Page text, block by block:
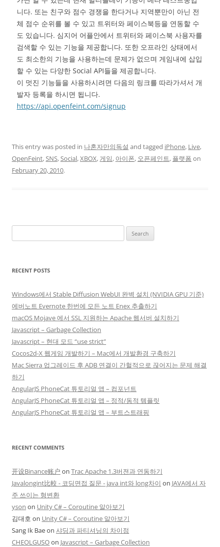
니다. 또는 친구와 점수 경쟁을 한다거나 지역뿐만이 아닌 전
체 점수 순위를 볼 수 있고 트위터와 페이스북등을 연동할 수
도 있습니다. 심지어 어플안에서 트위터와 페이스북 사용자를
검색할 수 있는 기능을 제공합니다. 또한 오프라인 상태에서
도 최소한의 기능을 사용하는데 문제가 없으며 게임내에 삽입
할 수 있는 다양한 Social API들을 제공합니다.
이 멋진 기능들을 사용하시려면 다음의 링크를 따라가셔서 개
발자 등록을 하시면 됩니다.
https://api.openfeint.com/signup
This entry was posted in 나혼자만의독설 and tagged iPhone, Live,
OpenFeint,SNS,Social,XBOX,게임, 아이폰, 오픈페인트, 플랫폼 on
February 20, 2010.
for:
RECENT POSTS
Windows에서 Stable Diffusion WebUI 완벽 설치 (NVIDIA GPU 기준)
에버노트 Evernote 한번에 모든 노트 Enex 추출하기
macOS Mojave 에서 SSL 지원하는 Apache 웹서버 설치하기
Javascript – Garbage Collection
Javascript – 현대 모드 “use strict”
Cocos2d-X 웹게임 개발하기 – Mac에서 개발환경 구축하기
Mac Sierra 업그레이드 후 ADB 연결이 간헐적으로 끊어지는 문제 해결
하기
AngularJS PhoneCat 튜토리얼 앱 – 컴포넌트
AngularJS PhoneCat 튜토리얼 앱 – 정적/동적 템플릿
AngularJS PhoneCat 튜토리얼 앱 – 부트스트래핑
RECENT COMMENTS
开设Binance账户 on Trac Apache 1.3버젼과 연동하기
Javalongint比較 - 코딩면접 질문 - java int와 long차이 on JAVA에서 자
주 쓰이는 형변환
yson on Unity C# – Coroutine 알아보기
김대호 on Unity C# – Coroutine 알아보기
Sang Ik Baeon 샤딩과 파티셔닝의 차이점
CHEOLGUSOon Javascript – Garbage Collection